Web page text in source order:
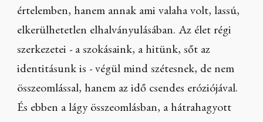
értelemben, hanem annak ami valaha volt, lassú,
elkerülhetetlen elhalványulásában. Az élet régi
szerkezetei - a szokásaink, a hitünk, sőt az
identitásunk is - végül mind szétesnek, de nem
összeomlással, hanem az idő csendes eróziójával.
És ebben a lágy összeomlásban, a hátrahagyott